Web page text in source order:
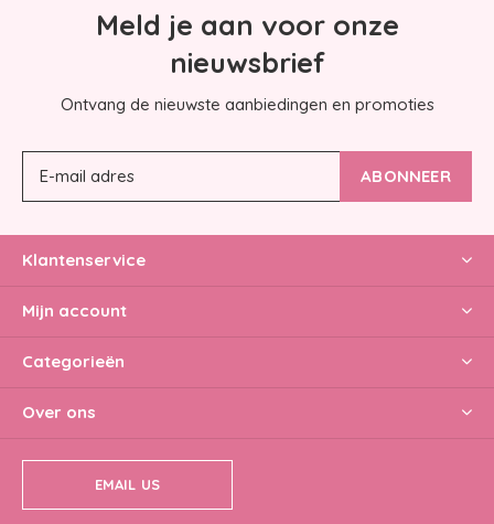
Meld je aan voor onze
nieuwsbrief
Ontvang de nieuwste aanbiedingen en promoties
ABONNEER
Klantenservice
Mijn account
Categorieën
Over ons
EMAIL US